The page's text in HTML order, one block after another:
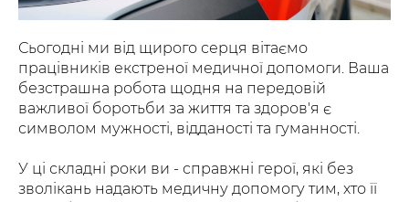
Сьогодні ми від щирого серця вітаємо
працівників екстреної медичної допомоги. Ваша
безстрашна робота щодня на передовій
важливої боротьби за життя та здоров'я є
символом мужності, відданості та гуманності.
У ці складні роки ви - справжні герої, які без
зволікань надають медичну допомогу тим, хто її